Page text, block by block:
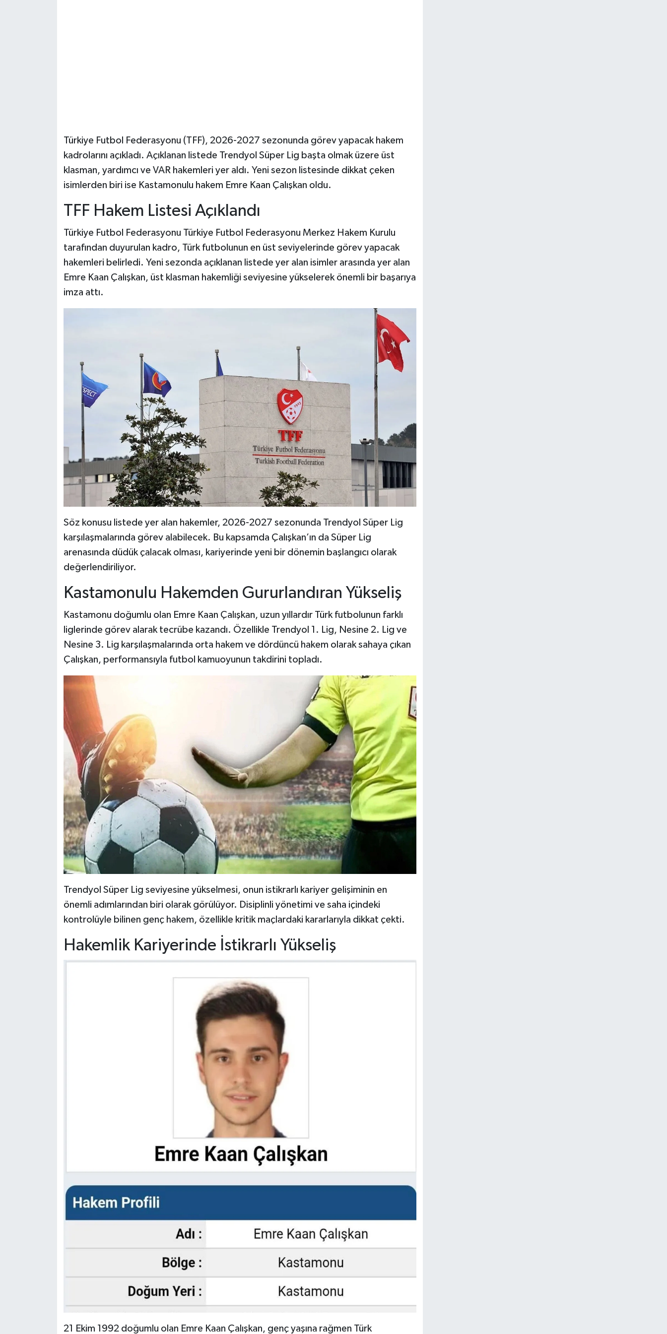
Türkiye Futbol Federasyonu (TFF), 2026-2027 sezonunda görev yapacak hakem
kadrolarını açıkladı. Açıklanan listede Trendyol Süper Lig başta olmak üzere üst
klasman, yardımcı ve VAR hakemleri yer aldı. Yeni sezon listesinde dikkat çeken
isimlerden biri ise Kastamonulu hakem Emre Kaan Çalışkan oldu.
TFF Hakem Listesi Açıklandı
Türkiye Futbol Federasyonu Türkiye Futbol Federasyonu Merkez Hakem Kurulu
tarafından duyurulan kadro, Türk futbolunun en üst seviyelerinde görev yapacak
hakemleri belirledi. Yeni sezonda açıklanan listede yer alan isimler arasında yer alan
Emre Kaan Çalışkan, üst klasman hakemliği seviyesine yükselerek önemli bir başarıya
imza attı.
Söz konusu listede yer alan hakemler, 2026-2027 sezonunda Trendyol Süper Lig
karşılaşmalarında görev alabilecek. Bu kapsamda Çalışkan’ın da Süper Lig
arenasında düdük çalacak olması, kariyerinde yeni bir dönemin başlangıcı olarak
değerlendiriliyor.
Kastamonulu Hakemden Gururlandıran Yükseliş
Kastamonu doğumlu olan Emre Kaan Çalışkan, uzun yıllardır Türk futbolunun farklı
liglerinde görev alarak tecrübe kazandı. Özellikle Trendyol 1. Lig, Nesine 2. Lig ve
Nesine 3. Lig karşılaşmalarında orta hakem ve dördüncü hakem olarak sahaya çıkan
Çalışkan, performansıyla futbol kamuoyunun takdirini topladı.
Trendyol Süper Lig seviyesine yükselmesi, onun istikrarlı kariyer gelişiminin en
önemli adımlarından biri olarak görülüyor. Disiplinli yönetimi ve saha içindeki
kontrolüyle bilinen genç hakem, özellikle kritik maçlardaki kararlarıyla dikkat çekti.
Hakemlik Kariyerinde İstikrarlı Yükseliş
21 Ekim 1992 doğumlu olan Emre Kaan Çalışkan, genç yaşına rağmen Türk
Ulusal Haberler
Teknoloji Haberleri
Yerel Haberler
Haber Arşivi